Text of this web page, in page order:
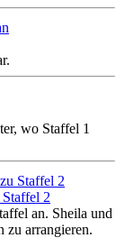
wo Staffel 1
2
an. Sheila und
zu arrangieren.